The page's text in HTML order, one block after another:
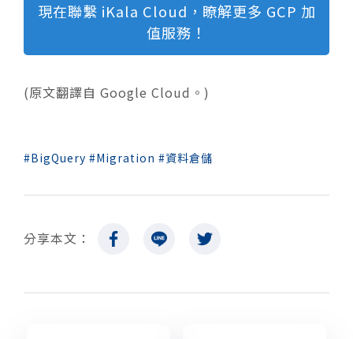
現在聯繫 iKala Cloud，瞭解更多 GCP 加
值服務！
(原文翻譯自 Google Cloud 。)
BigQuery Migration 資料倉儲
分享本文：